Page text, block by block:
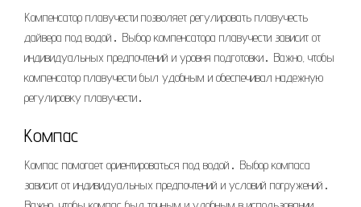
Компенсатор плавучести позволяет регулировать плавучесть
дайвера под водой․ Выбор компенсатора плавучести зависит от
индивидуальных предпочтений и уровня подготовки․ Важно, чтобы
компенсатор плавучести был удобным и обеспечивал надежную
регулировку плавучести․
Компас
Компас помогает ориентироваться под водой․ Выбор компаса
зависит от индивидуальных предпочтений и условий погружений․